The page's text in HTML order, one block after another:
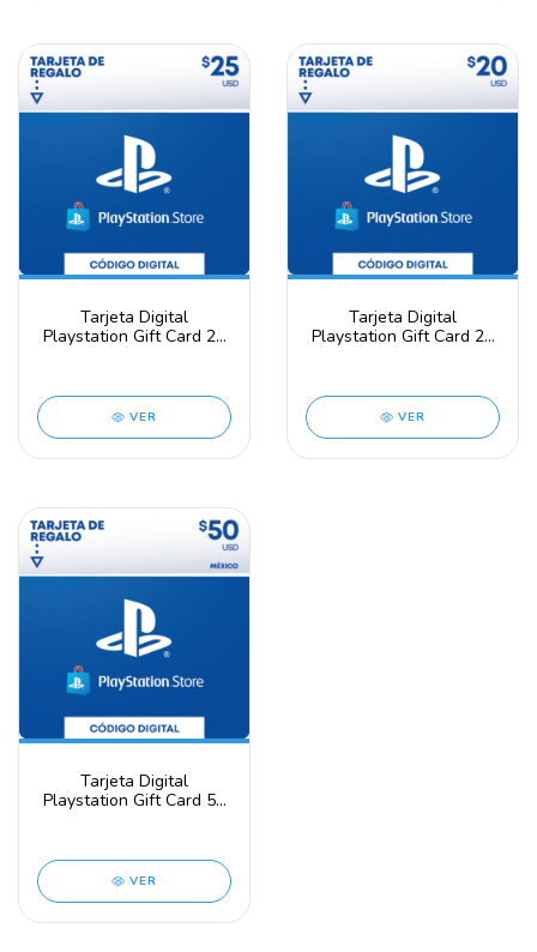
Tarjeta Digital
Playstation Gift Card 25
VER
Tarjeta Digital
Playstation Gift Card 20
VER
Tarjeta Digital
Playstation Gift Card 50
VER